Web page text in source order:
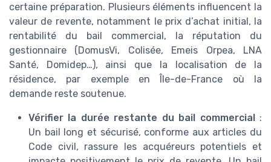
certaine préparation. Plusieurs éléments influencent la
valeur de revente, notamment le prix d’achat initial, la
rentabilité du bail commercial, la réputation du
gestionnaire (DomusVi, Colisée, Emeis Orpea, LNA
Santé, Domidep…), ainsi que la localisation de la
résidence, par exemple en Île-de-France où la
demande reste soutenue.
Vérifier la durée restante du bail commercial:
Un bail long et sécurisé, conforme aux articles du
Code civil, rassure les acquéreurs potentiels et